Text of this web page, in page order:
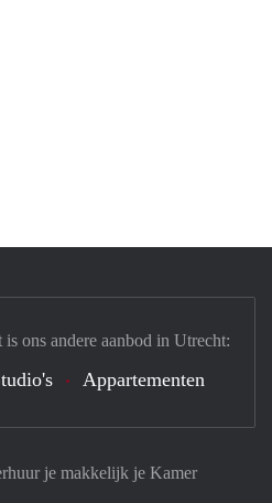
je makkelijk je Kamer
ons andere aanbod in Utrecht:
Appartementen